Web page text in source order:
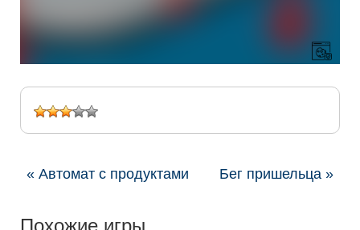
« Автомат с продуктами Бег пришельца »
Похожие игры